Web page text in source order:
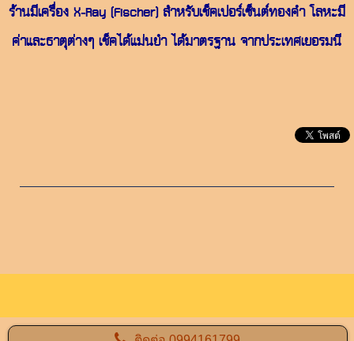
ร้านมีเครื่อง X-Ray (Fischer) สำหรับเช็คเปอร์เซ็นต์ทองคำ โลหะมี
ค่าและธาตุต่างๆ เช็คได้แม่นยำ ได้มาตรฐาน จากประเทศเยอรมนี